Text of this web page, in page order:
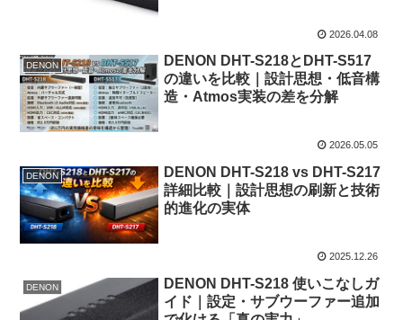
2026.04.08
DENON
DENON DHT-S218とDHT-S517
の違いを比較｜設計思想・低音構
造・Atmos実装の差を分解
2026.05.05
DENON
DENON DHT-S218 vs DHT-S217
詳細比較｜設計思想の刷新と技術
的進化の実体
2025.12.26
DENON
DENON DHT-S218 使いこなしガ
イド｜設定・サブウーファー追加